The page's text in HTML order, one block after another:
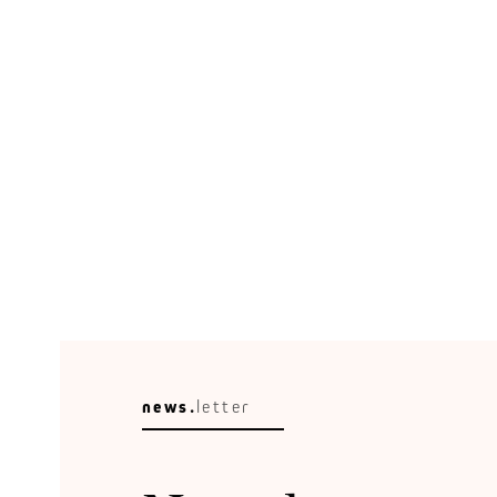
news.letter